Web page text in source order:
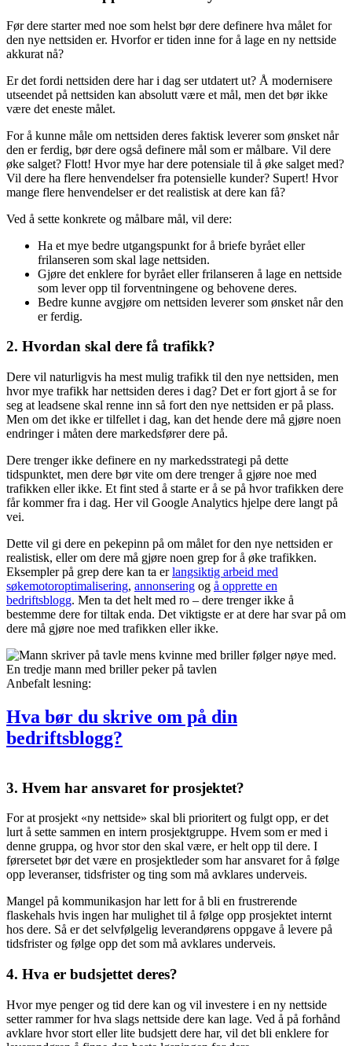
Før dere starter med noe som helst bør dere definere hva målet for
den nye nettsiden er. Hvorfor er tiden inne for å lage en ny nettside
akkurat nå?
Er det fordi nettsiden dere har i dag ser utdatert ut? Å modernisere
utseendet på nettsiden kan absolutt være et mål, men det bør ikke
være det eneste målet.
For å kunne måle om nettsiden deres faktisk leverer som ønsket når
den er ferdig, bør dere også definere mål som er målbare. Vil dere
øke salget? Flott! Hvor mye har dere potensiale til å øke salget med?
Vil dere ha flere henvendelser fra potensielle kunder? Supert! Hvor
mange flere henvendelser er det realistisk at dere kan få?
Ved å sette konkrete og målbare mål, vil dere:
Ha et mye bedre utgangspunkt for å briefe byrået eller
frilanseren som skal lage nettsiden.
Gjøre det enklere for byrået eller frilanseren å lage en nettside
som lever opp til forventningene og behovene deres.
Bedre kunne avgjøre om nettsiden leverer som ønsket når den
er ferdig.
2. Hvordan skal dere få trafikk?
Dere vil naturligvis ha mest mulig trafikk til den nye nettsiden, men
hvor mye trafikk har nettsiden deres i dag? Det er fort gjort å se for
seg at leadsene skal renne inn så fort den nye nettsiden er på plass.
Men om det ikke er tilfellet i dag, kan det hende dere må gjøre noen
endringer i måten dere markedsfører dere på.
Dere trenger ikke definere en ny markedsstrategi på dette
tidspunktet, men dere bør vite om dere trenger å gjøre noe med
trafikken eller ikke. Et fint sted å starte er å se på hvor trafikken dere
får kommer fra i dag. Her vil Google Analytics hjelpe dere langt på
vei.
Dette vil gi dere en pekepinn på om målet for den nye nettsiden er
realistisk, eller om dere må gjøre noen grep for å øke trafikken.
Eksempler på grep dere kan ta erlangsiktig arbeid med
søkemotoroptimalisering, annonsering og å opprette en
bedriftsblogg. Men ta det helt med ro – dere trenger ikke å
bestemme dere for tiltak enda. Det viktigste er at dere har svar på om
dere må gjøre noe med trafikken eller ikke.
Anbefalt lesning:
Hva bør du skrive om på din
bedriftsblogg?
3. Hvem har ansvaret for prosjektet?
For at prosjekt «ny nettside» skal bli prioritert og fulgt opp, er det
lurt å sette sammen en intern prosjektgruppe. Hvem som er med i
denne gruppa, og hvor stor den skal være, er helt opp til dere. I
førersetet bør det være en prosjektleder som har ansvaret for å følge
opp leveranser, tidsfrister og ting som må avklares underveis.
Mangel på kommunikasjon har lett for å bli en frustrerende
flaskehals hvis ingen har mulighet til å følge opp prosjektet internt
hos dere. Så er det selvfølgelig leverandørens oppgave å levere på
tidsfrister og følge opp det som må avklares underveis.
4. Hva er budsjettet deres?
Hvor mye penger og tid dere kan og vil investere i en ny nettside
setter rammer for hva slags nettside dere kan lage. Ved å på forhånd
avklare hvor stort eller lite budsjett dere har, vil det bli enklere for